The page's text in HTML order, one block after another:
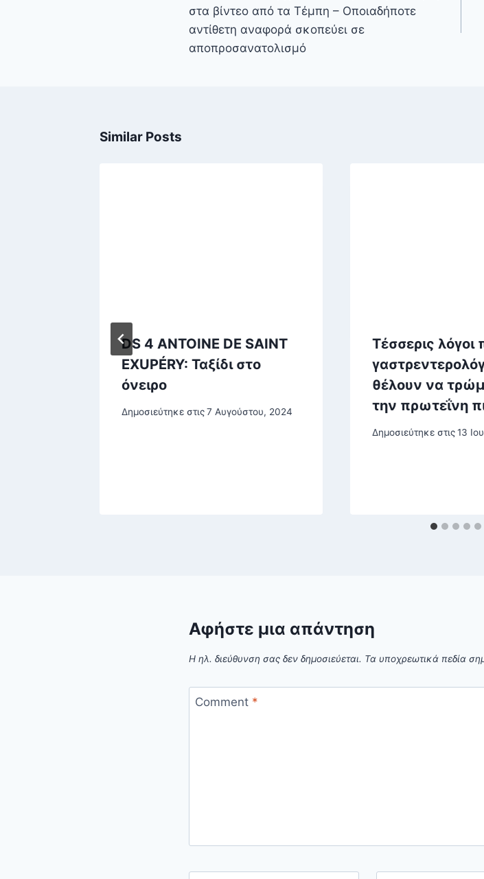
στα βίντεο από τα Τέμπη – Οποιαδήποτε
αντίθετη αναφορά σκοπεύει σε
αποπροσανατολισμό
Similar Posts
DS 4 ANTOINE DE SAINT
EXUPÉRY: Ταξίδι στο
όνειρο
Δημοσιεύτηκε στις7 Αυγούστου, 2024
Τέσσερις λόγοι
θέλουν να
την πρωτεΐνη
Δημοσιεύτηκε στις 13
Αφήστε μια απάντηση
Η ηλ. διεύθυνση σας δεν δημοσιεύεται. Τα υποχρεωτικά πεδία
Comment *